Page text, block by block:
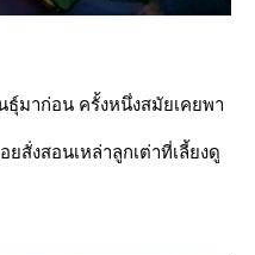
มาก่อน ครั้งหนึ่งสมัยเคยพา
สั่งสอนเหล่าลูกเต่าที่เลี้ยงดู